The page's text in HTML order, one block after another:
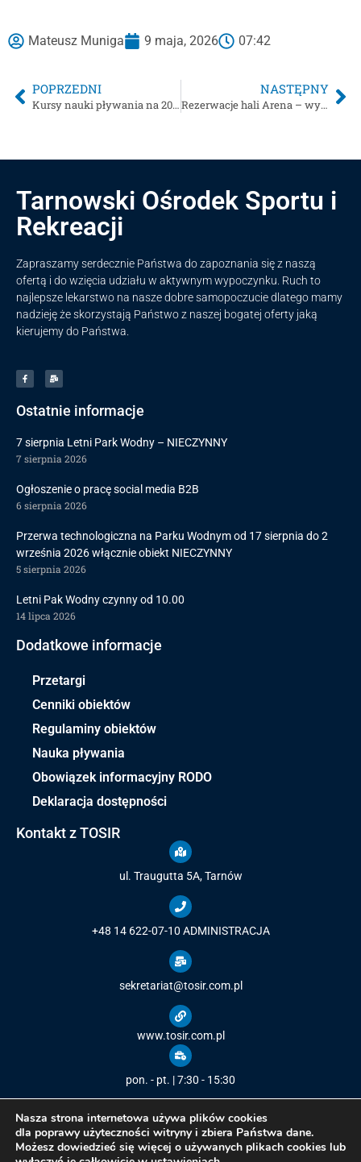
Mateusz Muniga 9 maja, 2026 07:42
POPRZEDNI
Kursy nauki pływania na 2026
NASTĘPNY
Rezerwacje hali Arena – wydarzenia sportowe
Tarnowski Ośrodek Sportu i
Rekreacji
Zapraszamy serdecznie Państwa do zapoznania się z naszą
ofertą i do wzięcia udziału w aktywnym wypoczynku. Ruch to
najlepsze lekarstwo na nasze dobre samopoczucie dlatego mamy
nadzieję że skorzystają Państwo z naszej bogatej oferty jaką
kierujemy do Państwa.
Ostatnie informacje
7 sierpnia Letni Park Wodny – NIECZYNNY
7 sierpnia 2026
Ogłoszenie o pracę social media B2B
6 sierpnia 2026
Przerwa technologiczna na Parku Wodnym od 17 sierpnia do 2
września 2026 włącznie obiekt NIECZYNNY
5 sierpnia 2026
Letni Pak Wodny czynny od 10.00
14 lipca 2026
Dodatkowe informacje
Przetargi
Cenniki obiektów
Regulaminy obiektów
Nauka pływania
Obowiązek informacyjny RODO
Deklaracja dostępności
Kontakt z TOSIR
ul. Traugutta 5A, Tarnów
+48 14 622-07-10 ADMINISTRACJA
sekretariat@tosir.com.pl
www.tosir.com.pl
pon. - pt. | 7:30 - 15:30
Copyright © 2021Tarnowski Ośrodek Sportu i Rekreacji
Nasza strona internetowa używa plików cookies
dla poprawy użyteczności witryny i zbiera Państwa dane.
Możesz dowiedzieć się więcej o używanych plikach cookies lub